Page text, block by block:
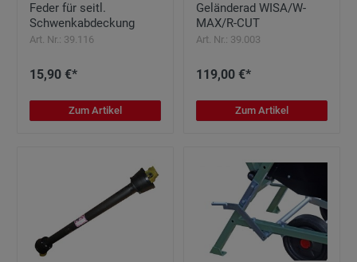
Feder für seitl.
Schwenkabdeckung
Art. Nr.: 39.116
15,90 €*
Zum Artikel
Geländerad WISA/W-
MAX/R-CUT
Art. Nr.: 39.003
119,00 €*
Zum Artikel